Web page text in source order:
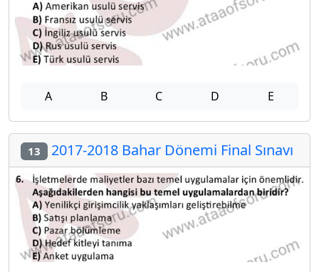
A B C D E
13 2017-2018 Bahar Dönemi Final Sınavı